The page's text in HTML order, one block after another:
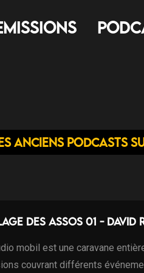
anciens podcasts
des Assos 01 - David
mobil est une caravane
couvrant différents